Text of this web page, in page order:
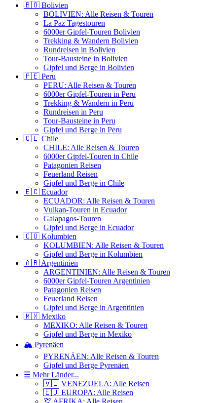
🇧🇴 Bolivien
BOLIVIEN: Alle Reisen & Touren
La Paz Tagestouren
6000er Gipfel-Touren Bolivien
Trekking & Wandern Bolivien
Rundreisen in Bolivien
Tour-Bausteine in Bolivien
Gipfel und Berge in Bolivien
🇵🇪 Peru
PERU: Alle Reisen & Touren
6000er Gipfel-Touren in Peru
Trekking & Wandern in Peru
Rundreisen in Peru
Tour-Bausteine in Peru
Gipfel und Berge in Peru
🇨🇱 Chile
CHILE: Alle Reisen & Touren
6000er Gipfel-Touren in Chile
Patagonien Reisen
Feuerland Reisen
Gipfel und Berge in Chile
🇪🇨 Ecuador
ECUADOR: Alle Reisen & Touren
Vulkan-Touren in Ecuador
Galapagos-Touren
Gipfel und Berge in Ecuador
🇨🇴 Kolumbien
KOLUMBIEN: Alle Reisen & Touren
Gipfel und Berge in Kolumbien
🇦🇷 Argentinien
ARGENTINIEN: Alle Reisen & Touren
6000er Gipfel-Touren Argentinien
Patagonien Reisen
Feuerland Reisen
Gipfel und Berge in Argentinien
🇲🇽 Mexiko
MEXIKO: Alle Reisen & Touren
Gipfel und Berge in Mexiko
🏔️ Pyrenäen
PYRENÄEN: Alle Reisen & Touren
Gipfel und Berge Pyrenäen
☰ Mehr Länder...
🇻🇪 VENEZUELA: Alle Reisen
🇪🇺 EUROPA: Alle Reisen
🦒 AFRIKA: Alle Reisen